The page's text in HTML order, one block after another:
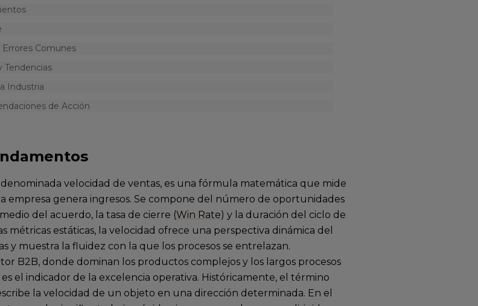
Comunes
Tendencias
Industria
de Acción
velocidad de ventas, es una fórmula matemática que mide
empresa genera ingresos. Se compone del número de oportunidades
del acuerdo, la tasa de cierre (Win Rate) y la duración del ciclo de
métricas estáticas, la velocidad ofrece una perspectiva dinámica del
y muestra la fluidez con la que los procesos se entrelazan.
B2B, donde dominan los productos complejos y los largos procesos
el indicador de la excelencia operativa. Históricamente, el término
la velocidad de un objeto en una dirección determinada. En el